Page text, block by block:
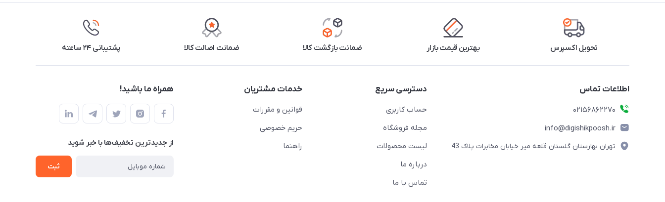
تحویل اکسپرس بهترین قیمت بازار ضمانت بازگشت کالا ضمانت اصالت کالا پشتیبانی ۲۴ ساعته
اطلاعات تماس
02156862270
info@digishikpoosh.ir
تهران بهارستان گلستان قلعه میر خیابان مخابرات پلاک 43
دسترسی سریع
حساب کاربری
مجله فروشگاه
لیست محصولات
درباره ما
تماس با ما
خدمات مشتریان
قوانین و مقررات
حریم خصوصی
راهنما
همراه ما باشید!
از جدید‌ترین تخفیف‌ها با‌ خبر شوید
ثبت